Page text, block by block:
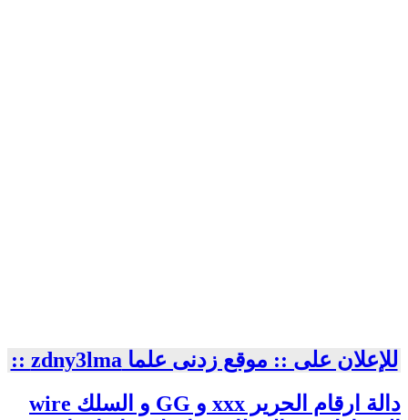
للإعلان على :: موقع زدنى علما zdny3lma ::
دالة ارقام الحرير xxx و GG و السلك wire